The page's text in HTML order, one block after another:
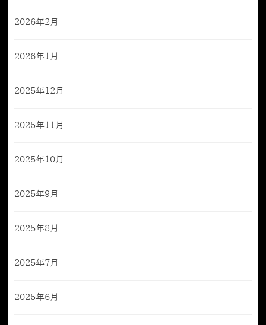
2026年2月
2026年1月
2025年12月
2025年11月
2025年10月
2025年9月
2025年8月
2025年7月
2025年6月